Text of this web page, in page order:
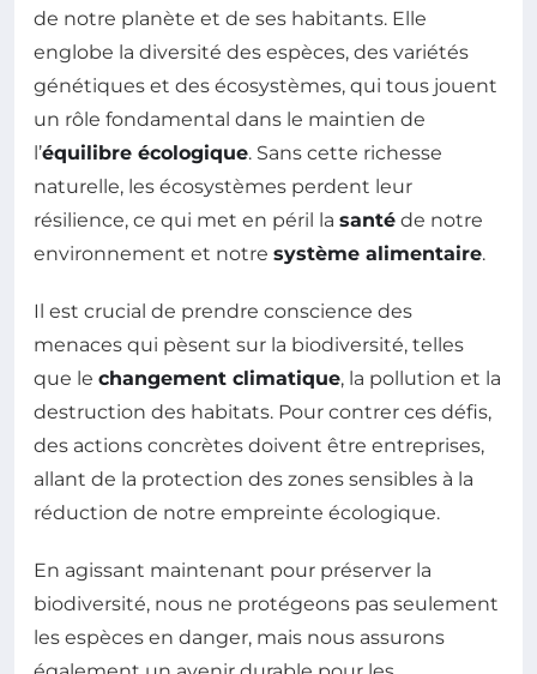
de notre planète et de ses habitants. Elle
englobe la diversité des espèces, des variétés
génétiques et des écosystèmes, qui tous jouent
un rôle fondamental dans le maintien de
l’équilibre écologique. Sans cette richesse
naturelle, les écosystèmes perdent leur
résilience, ce qui met en péril la santé de notre
environnement et notre système alimentaire.
Il est crucial de prendre conscience des
menaces qui pèsent sur la biodiversité, telles
que le changement climatique, la pollution et la
destruction des habitats. Pour contrer ces défis,
des actions concrètes doivent être entreprises,
allant de la protection des zones sensibles à la
réduction de notre empreinte écologique.
En agissant maintenant pour préserver la
biodiversité, nous ne protégeons pas seulement
les espèces en danger, mais nous assurons